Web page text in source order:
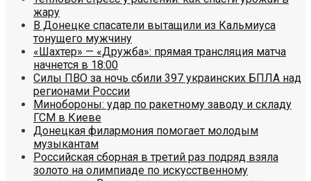
жару
В Донецке спасатели вытащили из Кальмиуса
тонущего мужчину
«Шахтер» — «Дружба»: прямая трансляция матча
начнется в 18:00
Силы ПВО за ночь сбили 397 украинских БПЛА над
регионами России
Минобороны: удар по ракетному заводу и складу
ГСМ в Киеве
Донецкая филармония помогает молодым
музыкантам
Российская сборная в третий раз подряд взяла
золото на олимпиаде по искусственному